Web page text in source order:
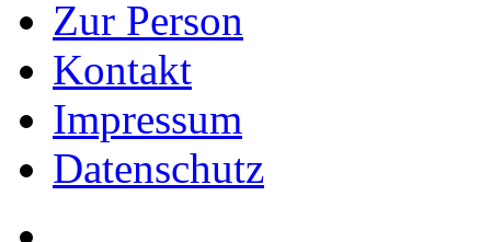
Zur Person
Kontakt
Impressum
Datenschutz